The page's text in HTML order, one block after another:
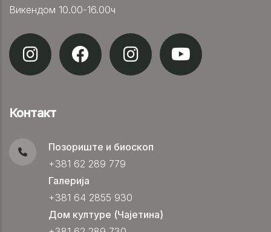
Викендом 10.00-16.00ч
Контакт
Позориште и биоскоп
+381 62 289 779
Галерија
+381 64 2855 930
Дом културе (Чајетина)